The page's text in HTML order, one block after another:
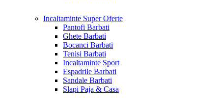
Incaltaminte Super Oferte
Pantofi Barbati
Ghete Barbati
Bocanci Barbati
Tenisi Barbati
Incaltaminte Sport
Espadrile Barbati
Sandale Barbati
Slapi Paja & Casa